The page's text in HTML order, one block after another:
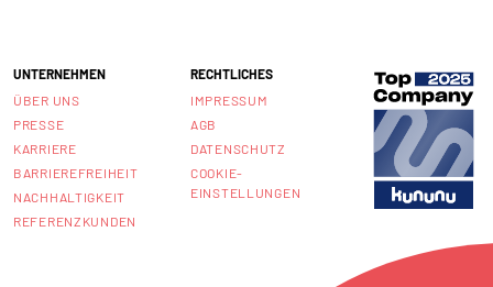
UNTERNEHMEN
ÜBER UNS
PRESSE
KARRIERE
BARRIEREFREIHEIT
NACHHALTIGKEIT
REFERENZKUNDEN
RECHTLICHES
IMPRESSUM
AGB
DATENSCHUTZ
COOKIE-
EINSTELLUNGEN